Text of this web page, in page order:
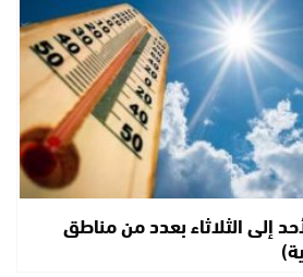
إلى الثلاثاء بعدد من مناطق